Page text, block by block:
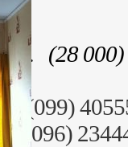
(28 000)
(099)
(096)